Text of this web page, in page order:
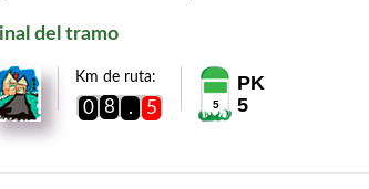
del tramo
Km de ruta:
0 8 . 5 5
PK
5